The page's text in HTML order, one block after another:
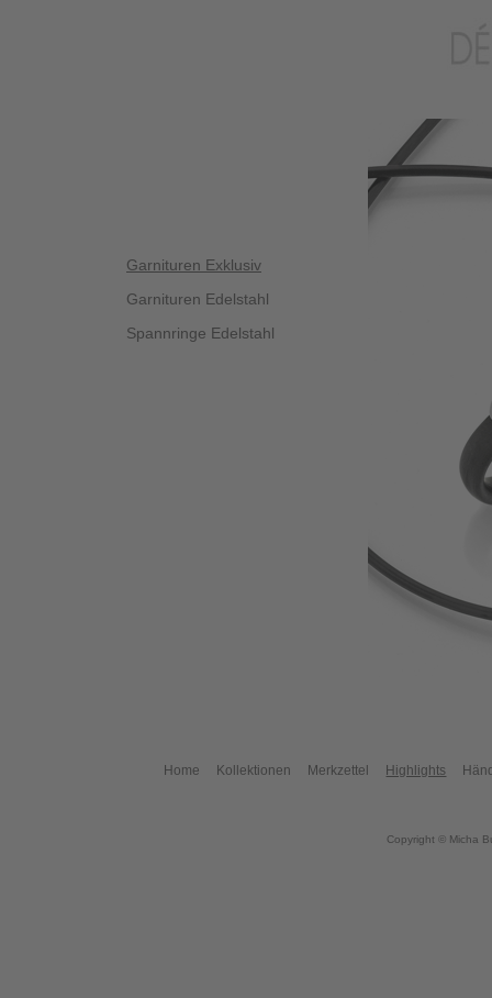
Garnituren Exklusiv
Garnituren Edelstahl
Spannringe Edelstahl
Home Kollektionen Merkzettel Highlights
Copyright © Micha